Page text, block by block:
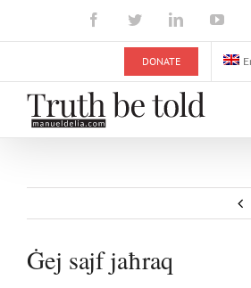
FacebookTwitterLinkedIn
DONATE
Ġej sajf jaħraq